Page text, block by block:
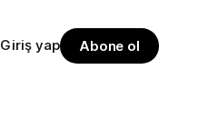
Giriş yap Abone ol